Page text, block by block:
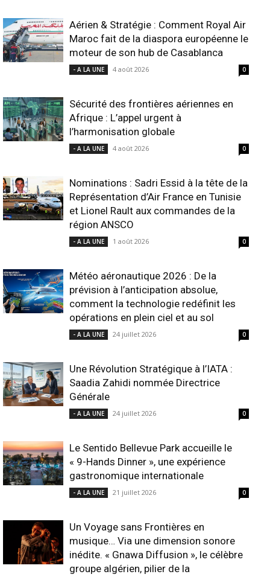
Aérien & Stratégie : Comment Royal Air
Maroc fait de la diaspora européenne le
moteur de son hub de Casablanca
- A LA UNE 4 août 2026 0
Sécurité des frontières aériennes en
Afrique : L’appel urgent à
l’harmonisation globale
- A LA UNE 4 août 2026 0
Nominations : Sadri Essid à la tête de la
Représentation d’Air France en Tunisie
et Lionel Rault aux commandes de la
région ANSCO
- A LA UNE 1 août 2026 0
Météo aéronautique 2026 : De la
prévision à l’anticipation absolue,
comment la technologie redéfinit les
opérations en plein ciel et au sol
- A LA UNE 24 juillet 2026 0
Une Révolution Stratégique à l’IATA :
Saadia Zahidi nommée Directrice
Générale
- A LA UNE 24 juillet 2026 0
Le Sentido Bellevue Park accueille le
« 9-Hands Dinner », une expérience
gastronomique internationale
- A LA UNE 21 juillet 2026 0
Un Voyage sans Frontières en
musique… Via une dimension sonore
inédite. « Gnawa Diffusion », le célèbre
groupe algérien, pilier de la